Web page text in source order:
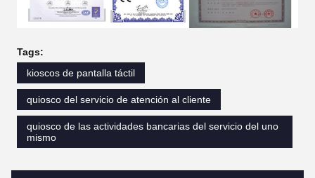
Tags:
kioscos de pantalla táctil
quiosco del servicio de atención al cliente
quiosco de las actividades bancarias del servicio del uno
mismo